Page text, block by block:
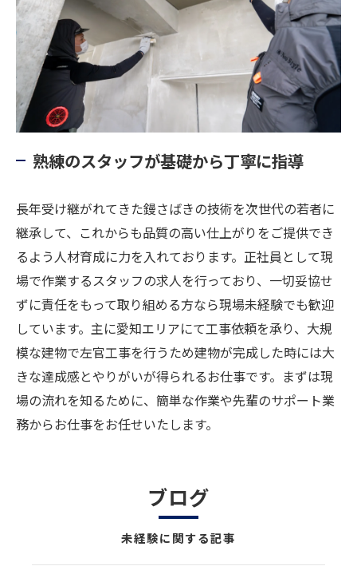
熟練のスタッフが基礎から丁寧に指導
長年受け継がれてきた鏝さばきの技術を次世代の若者に
継承して、これからも品質の高い仕上がりをご提供でき
るよう人材育成に力を入れております。正社員として現
場で作業するスタッフの求人を行っており、一切妥協せ
ずに責任をもって取り組める方なら現場未経験でも歓迎
しています。主に愛知エリアにて工事依頼を承り、大規
模な建物で左官工事を行うため建物が完成した時には大
きな達成感とやりがいが得られるお仕事です。まずは現
場の流れを知るために、簡単な作業や先輩のサポート業
務からお仕事をお任せいたします。
ブログ
未経験に関する記事